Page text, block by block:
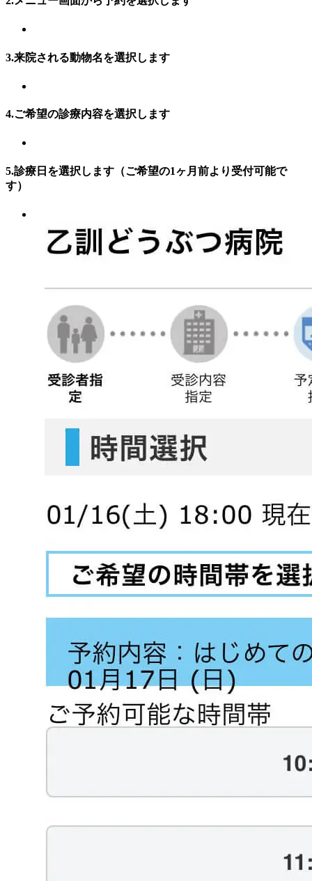
3.来院される動物名を選択します
4.ご希望の診療内容を選択します
5.診療日を選択します（ご希望の1ヶ月前より受付可能で
す）